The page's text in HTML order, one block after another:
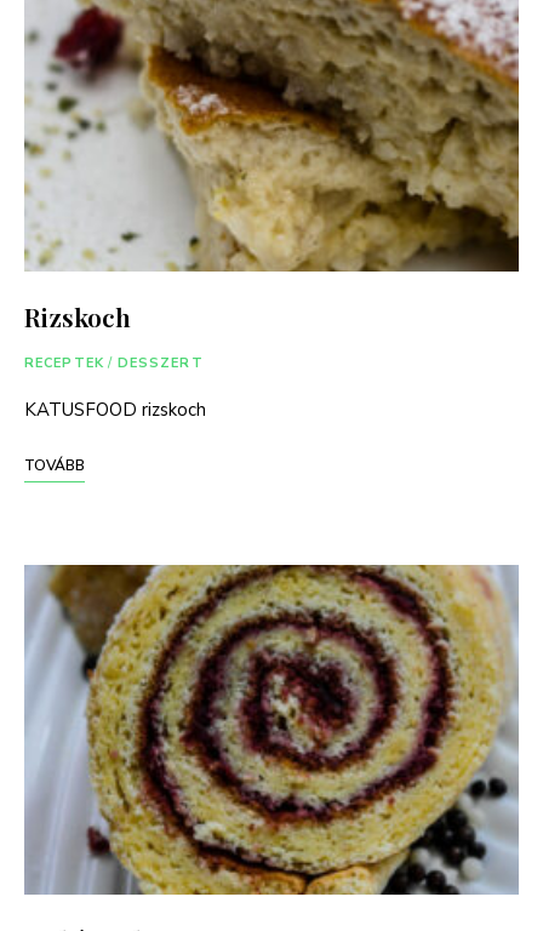
Rizskoch
RECEPTEK / DESSZERT
KATUSFOOD rizskoch
TOVÁBB